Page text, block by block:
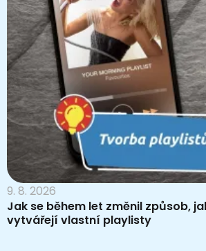
9. 8. 2026
Jak se během let změnil způsob,
vytvářejí vlastní playlisty